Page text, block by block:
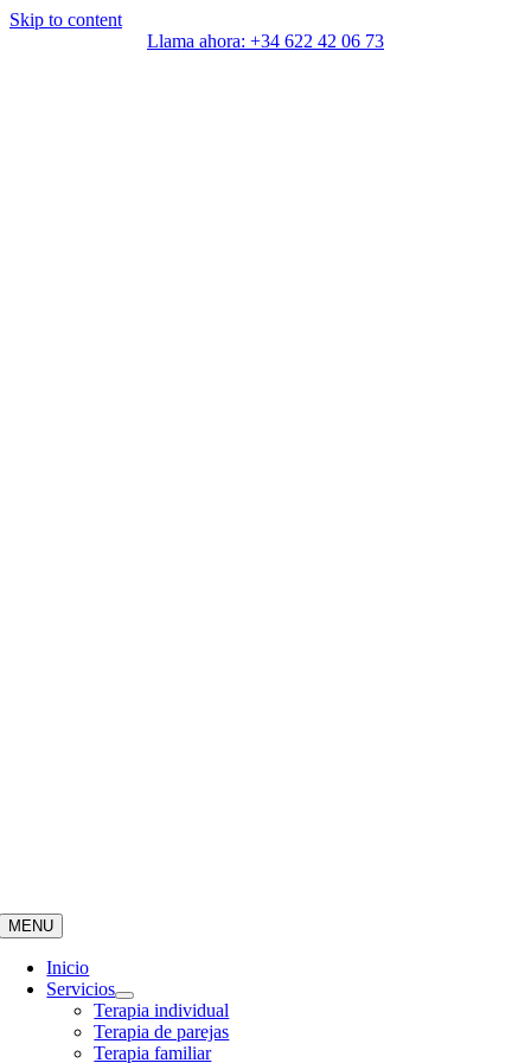
Skip to content
Llama ahora: +34 622 42 06 73
MENU
Inicio
Servicios
Terapia individual
Terapia de parejas
Terapia familiar